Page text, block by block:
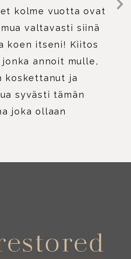
kolme vuotta ovat
valtavasti siinä
koen itseni! Kiitos
jonka annoit mulle,
koskettanut ja
syvästi tämän
joka ollaan